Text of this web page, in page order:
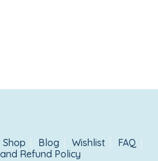
Blog Wishlist
FAQ
Refund Policy